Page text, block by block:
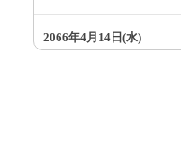
2066年4月14日(水)